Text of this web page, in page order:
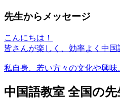
先生からメッセージ
こんにちは！
皆さんが楽しく、効率よく中
私自身、若い方々の文化や興
中国語教室 全国の先